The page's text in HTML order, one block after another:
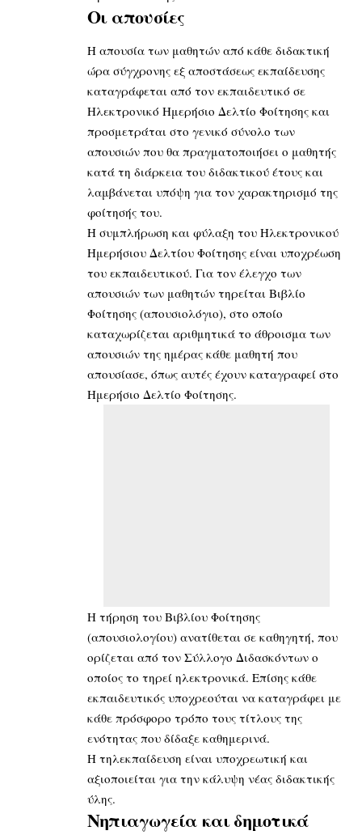
Οι απουσίες
Η απουσία των μαθητών από κάθε διδακτική
ώρα σύγχρονης εξ αποστάσεως εκπαίδευσης
καταγράφεται από τον εκπαιδευτικό σε
Ηλεκτρονικό Ημερήσιο Δελτίο Φοίτησης και
προσμετράται στο γενικό σύνολο των
απουσιών που θα πραγματοποιήσει ο μαθητής
κατά τη διάρκεια του διδακτικού έτους και
λαμβάνεται υπόψη για τον χαρακτηρισμό της
φοίτησής του.
Η συμπλήρωση και φύλαξη του Ηλεκτρονικού
Ημερήσιου Δελτίου Φοίτησης είναι υποχρέωση
του εκπαιδευτικού. Για τον έλεγχο των
απουσιών των μαθητών τηρείται Βιβλίο
Φοίτησης (απουσιολόγιο), στο οποίο
καταχωρίζεται αριθμητικά το άθροισμα των
απουσιών της ημέρας κάθε μαθητή που
απουσίασε, όπως αυτές έχουν καταγραφεί στο
Ημερήσιο Δελτίο Φοίτησης.
Η τήρηση του Βιβλίου Φοίτησης
(απουσιολογίου) ανατίθεται σε καθηγητή, που
ορίζεται από τον Σύλλογο Διδασκόντων ο
οποίος το τηρεί ηλεκτρονικά. Επίσης κάθε
εκπαιδευτικός υποχρεούται να καταγράφει με
κάθε πρόσφορο τρόπο τους τίτλους της
ενότητας που δίδαξε καθημερινά.
Η τηλεκπαίδευση είναι υποχρεωτική και
αξιοποιείται για την κάλυψη νέας διδακτικής
ύλης.
Νηπιαγωγεία και δημοτικά